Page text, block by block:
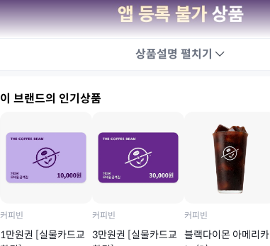
상품설명 펼치기
이 브랜드의 인기상품
커피빈
1만원권 [실물카드교
커피빈
3만원권 [실물카드교
커피빈
블랙다이몬 아메리카